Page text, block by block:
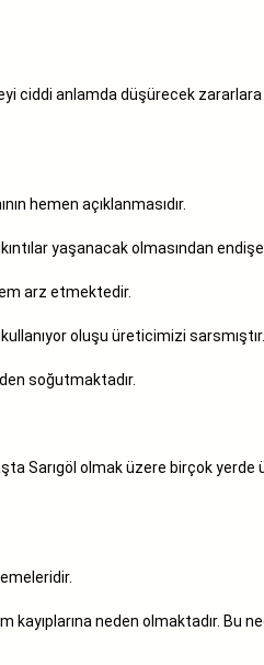
ciddi anlamda düşürecek zararlara
hemen açıklanmasıdır.
yaşanacak olmasından
arz etmektedir.
oluşu üreticimizi sarsmıştır.
soğutmaktadır.
Sarıgöl olmak üzere birçok yerde
neden olmaktadır. Bu